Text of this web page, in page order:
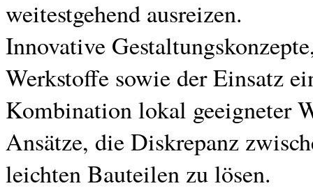
weitestgehend ausreizen.
Innovative
Werkstoffe sowie der Einsatz
Kombination lokal geeigneter
Ansätze, die Diskrepanz
leichten Bauteilen zu lösen.